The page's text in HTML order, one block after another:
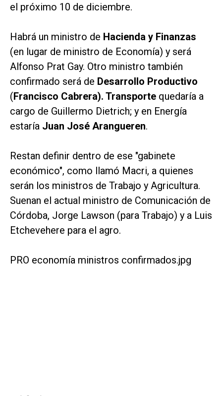
el próximo 10 de diciembre.
Habrá un ministro de Hacienda y Finanzas
(en lugar de ministro de Economía) y será
Alfonso Prat Gay. Otro ministro también
confirmado será de Desarrollo Productivo
(Francisco Cabrera). Transporte quedaría a
cargo de Guillermo Dietrich; y en Energía
estaría Juan José Arangueren.
Restan definir dentro de ese "gabinete
económico", como llamó Macri, a quienes
serán los ministros de Trabajo y Agricultura.
Suenan el actual ministro de Comunicación de
Córdoba, Jorge Lawson (para Trabajo) y a Luis
Etchevehere para el agro.
PRO economía ministros confirmados.jpg